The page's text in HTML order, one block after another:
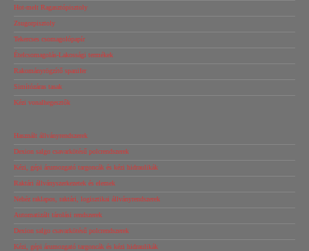
Hot-melt Ragasztópisztoly
Zsugorpisztoly
Tekercses csomagolópapír
Ételcsomagolás-Lakossági termékek
Rakományrögzítő spanifer
Simítózáras tasak
Kézi vonalhegesztők
Használt állványrendszerek
Dexion salgo csavarkötésű polcrendszerek
Kézi, gépi árumozgató targoncák és kézi hidraulikák
Raktári állványszerkezetek és elemek
Nehéz raklapos, raktári, logisztikai állványrendszerek
Automatizált tárolási rendszerek
Dexion salgo csavarkötésű polcrendszerek
Kézi, gépi árumozgató targoncák és kézi hidraulikák